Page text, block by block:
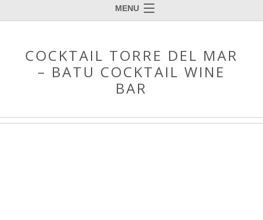
MENU
COCKTAIL TORRE DEL MAR
– BATU COCKTAIL WINE
BAR